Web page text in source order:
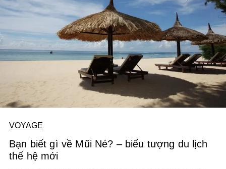
VOYAGE
Bạn biết gì về Mũi Né? – biểu tượng du lịch
thế hệ mới